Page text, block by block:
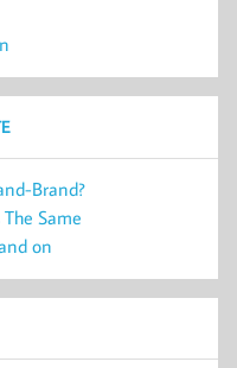
Brand?
Same
on